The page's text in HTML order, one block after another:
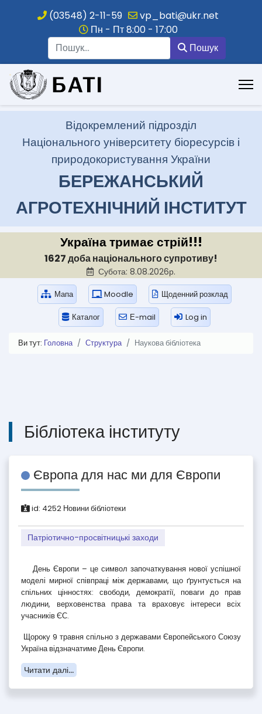
(03548) 2-11-59
vp_bati@ukr.net
Пн - Пт 8:00 - 17:00
Пошук
.
Відокремлений підрозділ
Національного університету біоресурсів і
природокористування України
БЕРЕЖАНСЬКИЙ
АГРОТЕХНІЧНИЙ ІНСТИТУТ
Україна тримає стрій!!!
1627 доба національного супротиву!
Субота: 8.08.2026р.
Мапа Moodle Щоденний розклад
Каталог Е-mail Log in
Ви тут: Головна Структура Наукова бібліотека
Бібліотека інституту
Європа для нас ми для Європи
id: 4252 Новини бібліотеки
Патріотично-просвітницькі заходи
День Європи – це символ започаткування нової успішної
моделі мирної співпраці між державами, що ґрунтується на
спільних цінностях: свободи, демократії, поваги до прав
людини, верховенства права та враховує інтереси всіх
учасників ЄС.
Щороку 9 травня спільно з державами Європейського Союзу
Україна відзначатиме День Європи.
Читати далі...